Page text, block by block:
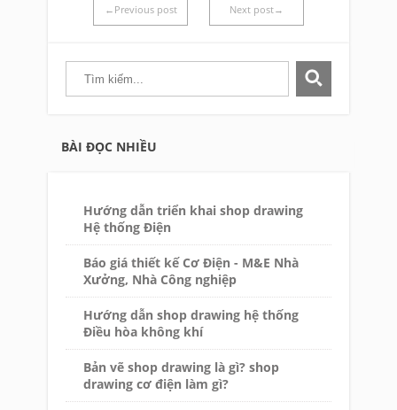
←Previous post Next post→
BÀI ĐỌC NHIỀU
Hướng dẫn triển khai shop drawing
Hệ thống Điện
Báo giá thiết kế Cơ Điện - M&E Nhà
Xưởng, Nhà Công nghiệp
Hướng dẫn shop drawing hệ thống
Điều hòa không khí
Bản vẽ shop drawing là gì? shop
drawing cơ điện làm gì?